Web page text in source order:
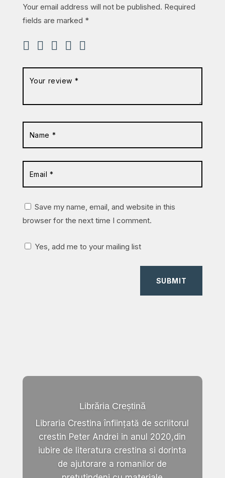
Your email address will not be published. Required
fields are marked *
Save my name, email, and website in this
browser for the next time I comment.
Yes, add me to your mailing list
SUBMIT
Librăria Creștină
Libraria Crestina înființată de scriitorul
crestin Peter Andrei in anul 2020,din
iubire de literatura crestina si dorinta
de ajutorare a romanilor de